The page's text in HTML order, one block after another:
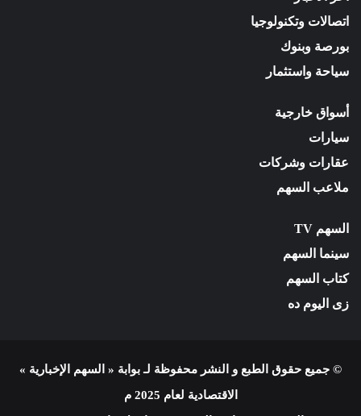
اتصالات وتكنولوجيا
بورصة وبنوك
سياحة واستثمار
أسواق خارجية
سيارات
عقارات وشركات
ملاعب السهم
السهم TV
سينما السهم
كتاب السهم
زى اليوم ده
© جميع حقوق الطبع و النشر محفوظة لـ بوابة « السهم الإخبارية »
الاقتصادية لعام 2025 م